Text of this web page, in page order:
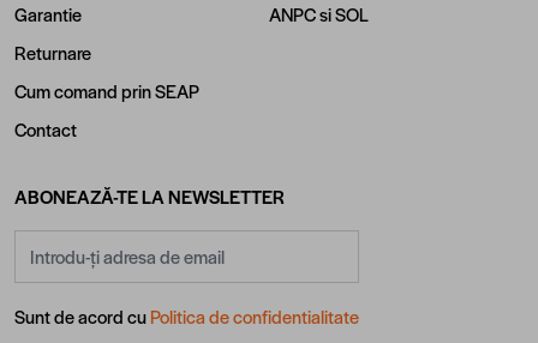
Garantie
Returnare
Cum comand prin SEAP
Contact
ANPCsiSOL
ABONEAZĂ-TE LA NEWSLETTER
Sunt de acord cuPolitica de confidentialitate